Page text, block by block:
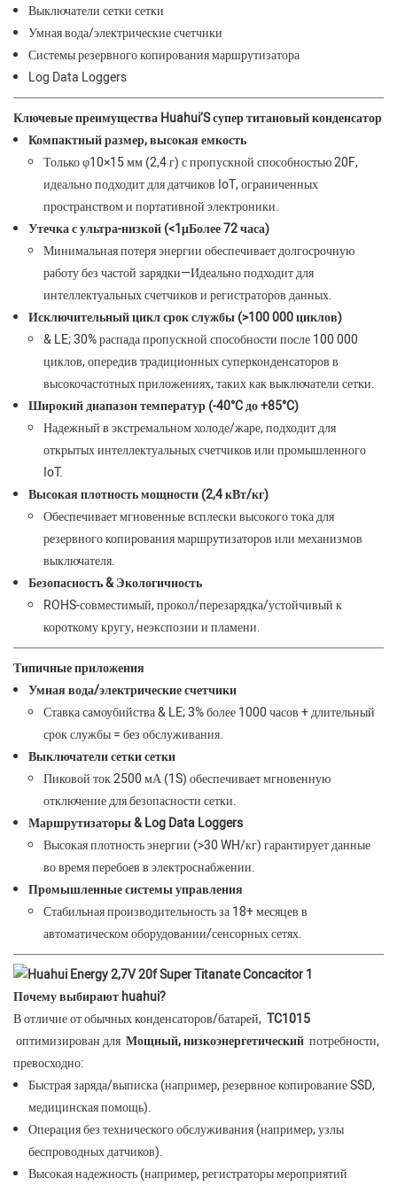
Выключатели сетки сетки
Умная вода/электрические счетчики
Системы резервного копирования маршрутизатора
Log Data Loggers
Ключевые преимущества Huahui’S супер титановый конденсатор
Компактный размер, высокая емкость
Только φ10×15 мм (2,4 г) с пропускной способностью 20F,
идеально подходит для датчиков IoT, ограниченных
пространством и портативной электроники.
Утечка с ультра-низкой (<1μБолее 72 часа)
Минимальная потеря энергии обеспечивает долгосрочную
работу без частой зарядки—Идеально подходит для
интеллектуальных счетчиков и регистраторов данных.
Исключительный цикл срок службы (>100 000 циклов)
& LE; 30% распада пропускной способности после 100 000
циклов, опередив традиционных суперконденсаторов в
высокочастотных приложениях, таких как выключатели сетки.
Широкий диапазон температур (-40°C до +85°C)
Надежный в экстремальном холоде/жаре, подходит для
открытых интеллектуальных счетчиков или промышленного
IoT.
Высокая плотность мощности (2,4 кВт/кг)
Обеспечивает мгновенные всплески высокого тока для
резервного копирования маршрутизаторов или механизмов
выключателя.
Безопасность & Экологичность
ROHS-совместимый, прокол/перезарядка/устойчивый к
короткому кругу, неэкспозии и пламени.
Типичные приложения
Умная вода/электрические счетчики
Ставка самоубийства & LE; 3% более 1000 часов + длительный
срок службы = без обслуживания.
Выключатели сетки сетки
Пиковой ток 2500 мА (1S) обеспечивает мгновенную
отключение для безопасности сетки.
Маршрутизаторы & Log Data Loggers
Высокая плотность энергии (>30 WH/кг) гарантирует данные
во время перебоев в электроснабжении.
Промышленные системы управления
Стабильная производительность за 18+ месяцев в
автоматическом оборудовании/сенсорных сетях.
Почему выбирают huahui?
В отличие от обычных конденсаторов/батарей, TC1015
оптимизирован для Мощный, низкоэнергетический потребности,
превосходно:
Быстрая заряда/выписка (например, резервное копирование SSD,
медицинская помощь).
Операция без технического обслуживания (например, узлы
беспроводных датчиков).
Высокая надежность (например, регистраторы мероприятий